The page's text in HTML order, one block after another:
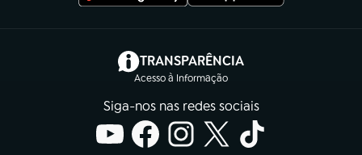
TRANSPARÊNCIA
Acesso à Informação
(abre em nova aba)
Siga-nos nas redes sociais